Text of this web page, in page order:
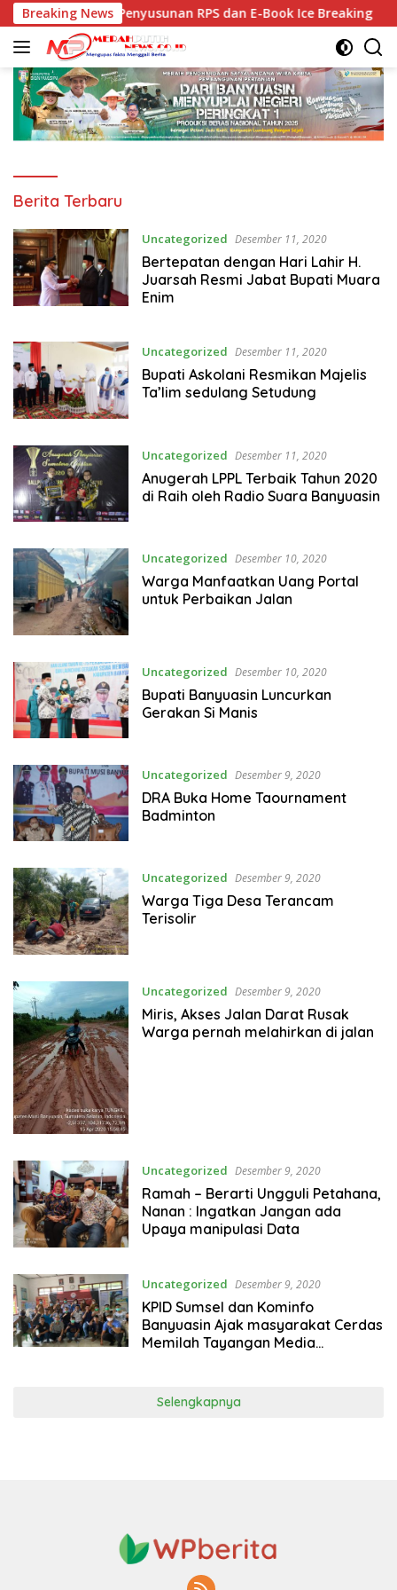
Langsung
ke
konten
Breaking News
Workshop Penyusunan RPS dan E-Book Ice Breaking
Berita Terbaru
Uncategorized Desember 11, 2020
Bertepatan dengan Hari Lahir H.
Juarsah Resmi Jabat Bupati Muara
Enim
Uncategorized Desember 11, 2020
Bupati Askolani Resmikan Majelis
Ta’lim sedulang Setudung
Uncategorized Desember 11, 2020
Anugerah LPPL Terbaik Tahun 2020
di Raih oleh Radio Suara Banyuasin
Uncategorized Desember 10, 2020
Warga Manfaatkan Uang Portal
untuk Perbaikan Jalan
Uncategorized Desember 10, 2020
Bupati Banyuasin Luncurkan
Gerakan Si Manis
Uncategorized Desember 9, 2020
DRA Buka Home Taournament
Badminton
Uncategorized Desember 9, 2020
Warga Tiga Desa Terancam
Terisolir
Uncategorized Desember 9, 2020
Miris, Akses Jalan Darat Rusak
Warga pernah melahirkan di jalan
Uncategorized Desember 9, 2020
Ramah – Berarti Ungguli Petahana,
Nanan : Ingatkan Jangan ada
Upaya manipulasi Data
Uncategorized Desember 9, 2020
KPID Sumsel dan Kominfo
Banyuasin Ajak masyarakat Cerdas
Memilah Tayangan Media
Selengkapnya